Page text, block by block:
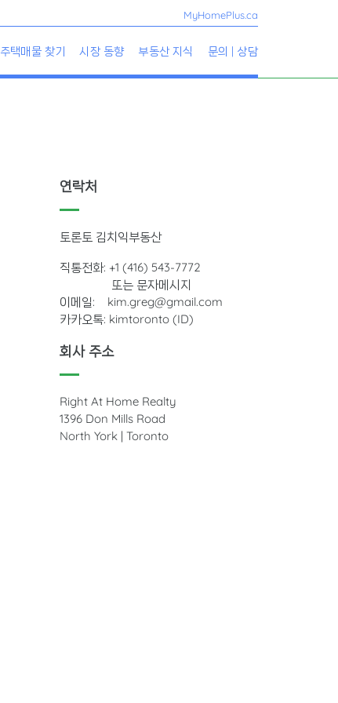
MyHomePlus.ca
주택매물 찾기 시장 동향 부동산 지식 문의 | 상담
연락처
토론토 김치익부동산
직통전화: +1 (416) 543-7772
또는 문자메시지
이메일: kim.greg@gmail.com
카카오톡: kimtoronto (ID)
회사 주소
Right At Home Realty
1396 Don Mills Road
North York | Toronto